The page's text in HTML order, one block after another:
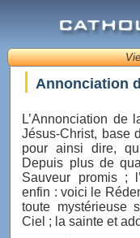
Annonciation
L’Annonciation de
Jésus-Christ, base
pour ainsi dire,
Depuis plus de
Sauveur promis ;
enfin : voici le
toute mystérieuse
Ciel ; la sainte et